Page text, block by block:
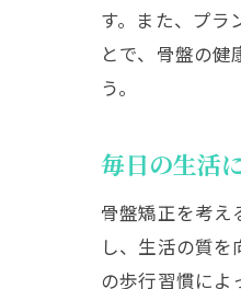
す。また、プラ
とで、骨盤の
う。
毎日の生活
骨盤矯正を考え
し、生活の質
の歩行習慣に